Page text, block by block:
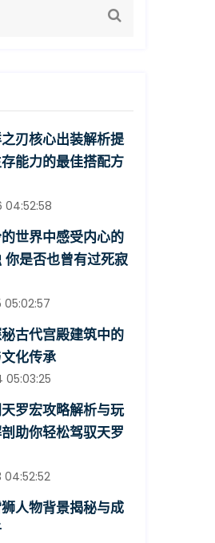
刃核心出装解析提
能力的最佳搭配方
世界中感受内心的
你是否也曾有过死寂
古代宫殿建筑中的
化传承
罗宏攻略解析与玩
助你轻松驾驭天罗
人物背景揭秘与成